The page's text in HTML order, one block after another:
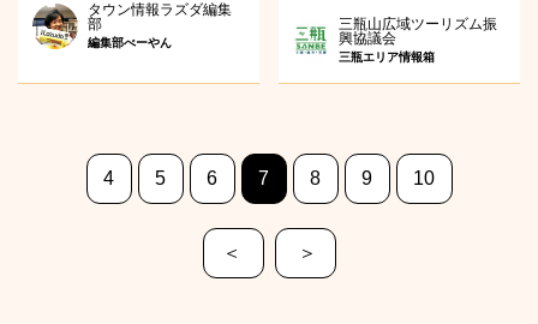
タウン情報ラズダ編集
部
編集部べーやん
三瓶山広域ツーリズム振
興協議会
三瓶エリア情報箱
4 5 6 7 8 9 10
＜ ＞